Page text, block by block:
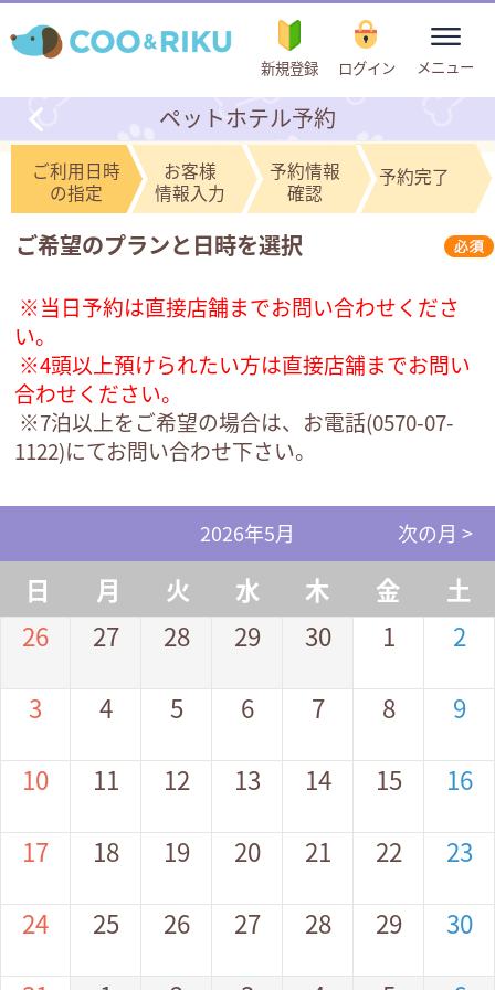
新規登録 ログイン
toggle
メニュー
ペットホテル予約
ご利用日時
の指定
お客様
情報入力
予約情報
確認
予約完了
ご希望のプランと日時を選択
※当日予約は直接店舗までお問い合わせくださ
い。
※4頭以上預けられたい方は直接店舗までお問い
合わせください。
※7泊以上をご希望の場合は、お電話(0570-07-
1122)にてお問い合わせ下さい。
2026年5月 次の月 >
日 月 火 水 木 金
土
26
27 28 29 30 1 2
3 4 5 6 7 8 9
10 11 12 13 14 15 16
17 18 19 20 21 22 23
24 25 26 27 28 29 30